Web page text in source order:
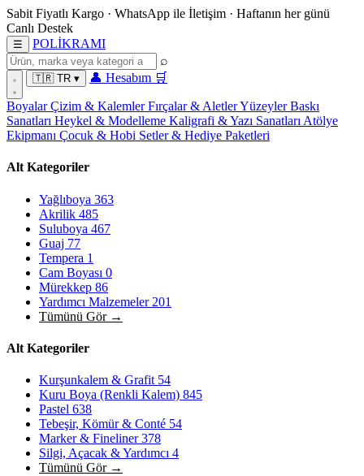
Sabit Fiyatlı Kargo · WhatsApp ile İletişim · Haftanın her günü
Canlı Destek
☰ POLİKRAMI
⌕
🇹🇷 TR ▾ 👤 Hesabım 🛒
BoyalarÇizim & KalemlerFırçalar & AletlerYüzeylerBaskı
Sanatları Heykel & Modelleme Kaligrafi & Yazı Sanatları Atölye
Ekipmanı Çocuk & Hobi Setler & Hediye Paketleri
Alt Kategoriler
Yağlıboya 363
Akrilik 485
Suluboya 467
Guaj 77
Tempera 1
Cam Boyası 0
Mürekkep 86
Yardımcı Malzemeler 201
Tümünü Gör →
Alt Kategoriler
Kurşunkalem & Grafit 54
Kuru Boya (Renkli Kalem) 845
Pastel 638
Tebeşir, Kömür & Conté 54
Marker & Fineliner378
Silgi, Açacak & Yardımcı 4
Tümünü Gör →